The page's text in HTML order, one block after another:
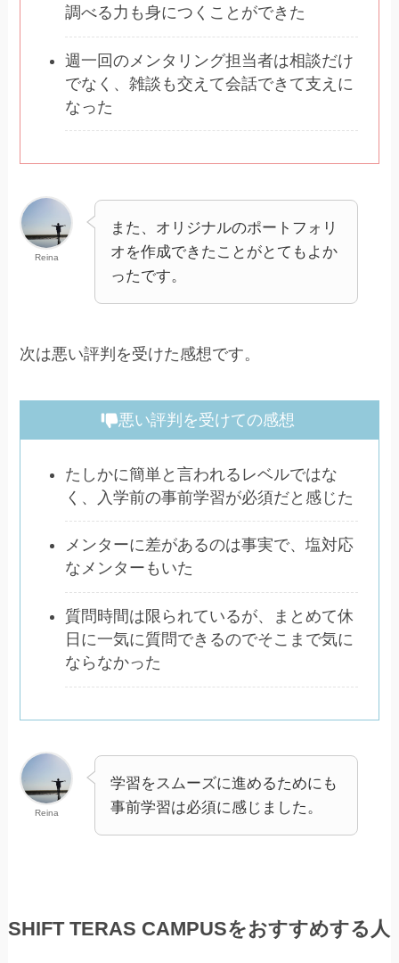
調べる力も身につくことができた
週一回のメンタリング担当者は相談だけ
でなく、雑談も交えて会話できて支えに
なった
Reina
また、オリジナルのポートフォリ
オを作成できたことがとてもよか
ったです。
次は悪い評判を受けた感想です。
悪い評判を受けての感想
たしかに簡単と言われるレベルではな
く、入学前の事前学習が必須だと感じた
メンターに差があるのは事実で、塩対応
なメンターもいた
質問時間は限られているが、まとめて休
日に一気に質問できるのでそこまで気に
ならなかった
Reina
学習をスムーズに進めるためにも
事前学習は必須に感じました。
SHIFT TERAS CAMPUSをおすすめする人